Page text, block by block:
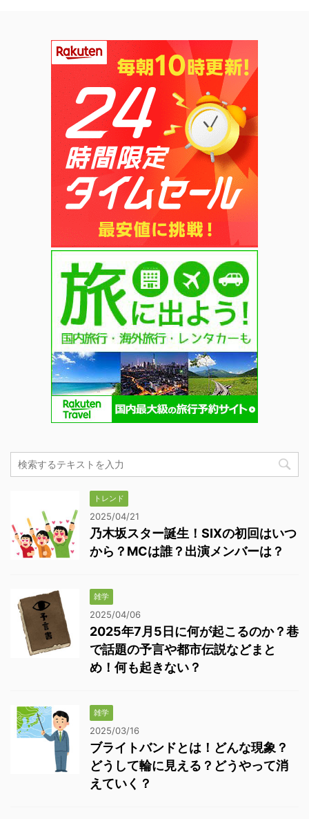
トレンド
2025/04/21
乃木坂スター誕生！SIXの初回はいつ
から？MCは誰？出演メンバーは？
雑学
2025/04/06
2025年7月5日に何が起こるのか？巷
で話題の予言や都市伝説などまと
め！何も起きない？
雑学
2025/03/16
ブライトバンドとは！どんな現象？
どうして輪に見える？どうやって消
えていく？